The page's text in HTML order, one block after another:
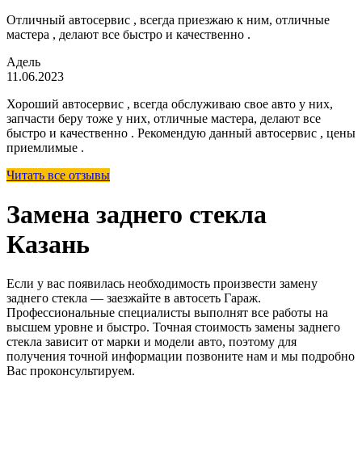
Отличный автосервис , всегда приезжаю к ним, отличные
мастера , делают все быстро и качественно .
Адель
11.06.2023
Хороший автосервис , всегда обслуживаю свое авто у них,
запчасти беру тоже у них, отличные мастера, делают все
быстро и качественно . Рекомендую данный автосервис , цены
приемлимые .
Читать все отзывы
Замена заднего стекла
Казань
Если у вас появилась необходимость произвести замену
заднего стекла — заезжайте в автосеть Гараж.
Профессиональные специалисты выполнят все работы на
высшем уровне и быстро. Точная стоимость замены заднего
стекла зависит от марки и модели авто, поэтому для
получения точной информации позвоните нам и мы подробно
Вас проконсультируем.